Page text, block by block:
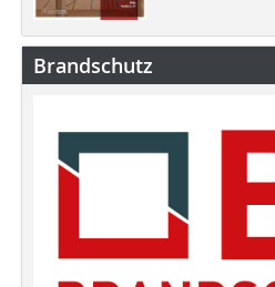
Brandschutz